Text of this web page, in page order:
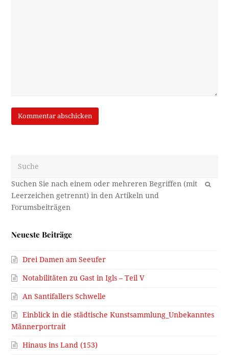
OK
Neueste Beiträge
Drei Damen am Seeufer
Notabilitäten zu Gast in Igls – Teil V
An Santifallers Schwelle
Einblick in die städtische Kunstsammlung_Unbekanntes
Männerportrait
Hinaus ins Land (153)